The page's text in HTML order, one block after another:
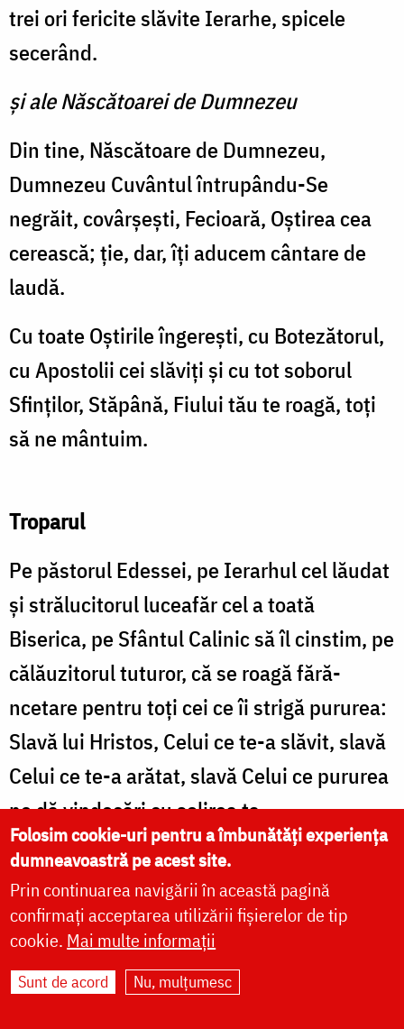
trei ori fericite slăvite Ierarhe, spicele
secerând.
și ale Născătoarei de Dumnezeu
Din tine, Născătoare de Dumnezeu,
Dumnezeu Cuvântul întrupându-Se
negrăit, covârșești, Fecioară, Oștirea cea
cerească; ție, dar, îți aducem cântare de
laudă.
Cu toate Oștirile îngerești, cu Botezătorul,
cu Apostolii cei slăviți și cu tot soborul
Sfinților, Stăpână, Fiului tău te roagă, toți
să ne mântuim.
Troparul
Pe păstorul Edessei, pe Ierarhul cel lăudat
și strălucitorul luceafăr cel a toată
Biserica, pe Sfântul Calinic să îl cinstim, pe
călăuzitorul tuturor, că se roagă fără-
ncetare pentru toți cei ce îi strigă pururea:
Slavă lui Hristos, Celui ce te-a slăvit, slavă
Celui ce te-a arătat, slavă Celui ce pururea
ne dă vindecări cu solirea ta.
Alătură-te comunității noastre pe
WhatsApp, Instagramși
Folosim cookie-uri pentru a îmbunătăți experiența
dumneavoastră pe acest site.
Prin continuarea navigării în această pagină
confirmați acceptarea utilizării fișierelor de tip
cookie. Mai multe informații
Sunt de acord Nu, mulțumesc